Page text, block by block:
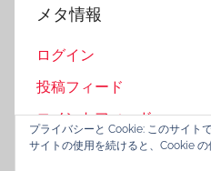
メタ情報
ログイン
投稿フィード
コメントフィード
WordPress.org
プライバシーと Cookie: このサイト
サイトの使用を続けると、Cookie の